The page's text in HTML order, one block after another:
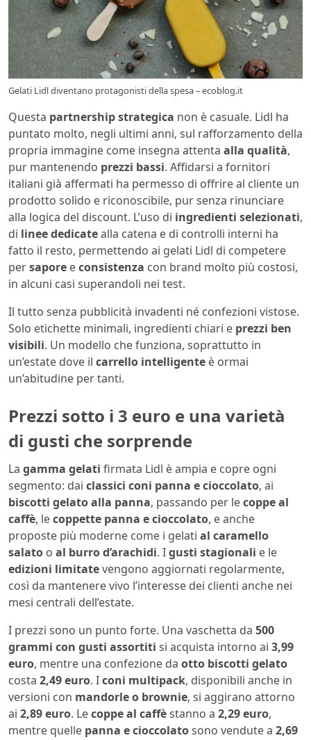
Gelati Lidl diventano protagonisti della spesa – ecoblog.it
Questa partnership strategica non è casuale. Lidl ha
puntato molto, negli ultimi anni, sul rafforzamento della
propria immagine come insegna attenta alla qualità,
pur mantenendo prezzi bassi. Affidarsi a fornitori
italiani già affermati ha permesso di offrire al cliente un
prodotto solido e riconoscibile, pur senza rinunciare
alla logica del discount. L’uso di ingredienti selezionati,
di linee dedicatealla catena e di controlli interni ha
fatto il resto, permettendo ai gelati Lidl di competere
persapore econsistenza con brand molto più costosi,
in alcuni casi superandoli nei test.
Il tutto senza pubblicità invadenti né confezioni vistose.
Solo etichette minimali, ingredienti chiari e prezzi ben
visibili. Un modello che funziona, soprattutto in
un’estate dove il carrello intelligente è ormai
un’abitudine per tanti.
Prezzi sotto i 3 euro e una varietà
di gusti che sorprende
La gamma gelati firmata Lidl è ampia e copre ogni
segmento: dai classici coni panna e cioccolato, ai
biscotti gelato alla panna, passando per lecoppe al
caffè, lecoppette panna e cioccolato, e anche
proposte più moderne come i gelati al caramello
salato o al burro d’arachidi. Igusti stagionali e le
edizioni limitatevengono aggiornati regolarmente,
così da mantenere vivo l’interesse dei clienti anche nei
mesi centrali dell’estate.
I prezzi sono un punto forte. Una vaschetta da 500
grammi con gusti assortiti si acquista intorno ai 3,99
euro, mentre una confezione da otto biscotti gelato
costa 2,49 euro. Iconi multipack, disponibili anche in
versioni con mandorle o brownie, si aggirano attorno
ai 2,89 euro. Lecoppe al caffèstanno a 2,29 euro,
mentre quelle panna e cioccolatosono vendute a 2,69